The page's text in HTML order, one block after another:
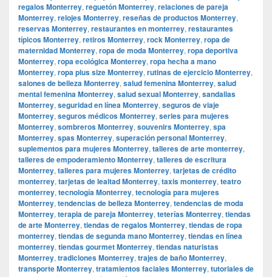
regalos Monterrey, reguetón Monterrey, relaciones de pareja
Monterrey, relojes Monterrey, reseñas de productos Monterrey,
reservas Monterrey, restaurantes en monterrey, restaurantes
típicos Monterrey, retiros Monterrey, rock Monterrey, ropa de
maternidad Monterrey, ropa de moda Monterrey, ropa deportiva
Monterrey, ropa ecológica Monterrey, ropa hecha a mano
Monterrey, ropa plus size Monterrey, rutinas de ejercicio Monterrey,
salones de belleza Monterrey, salud femenina Monterrey, salud
mental femenina Monterrey, salud sexual Monterrey, sandalias
Monterrey, seguridad en línea Monterrey, seguros de viaje
Monterrey, seguros médicos Monterrey, series para mujeres
Monterrey, sombreros Monterrey, souvenirs Monterrey, spa
Monterrey, spas Monterrey, superación personal Monterrey,
suplementos para mujeres Monterrey, talleres de arte monterrey,
talleres de empoderamiento Monterrey, talleres de escritura
Monterrey, talleres para mujeres Monterrey, tarjetas de crédito
monterrey, tarjetas de lealtad Monterrey, taxis monterrey, teatro
monterrey, tecnología Monterrey, tecnología para mujeres
Monterrey, tendencias de belleza Monterrey, tendencias de moda
Monterrey, terapia de pareja Monterrey, teterías Monterrey, tiendas
de arte Monterrey, tiendas de regalos Monterrey, tiendas de ropa
monterrey, tiendas de segunda mano Monterrey, tiendas en línea
monterrey, tiendas gourmet Monterrey, tiendas naturistas
Monterrey, tradiciones Monterrey, trajes de baño Monterrey,
transporte Monterrey, tratamientos faciales Monterrey, tutoriales de